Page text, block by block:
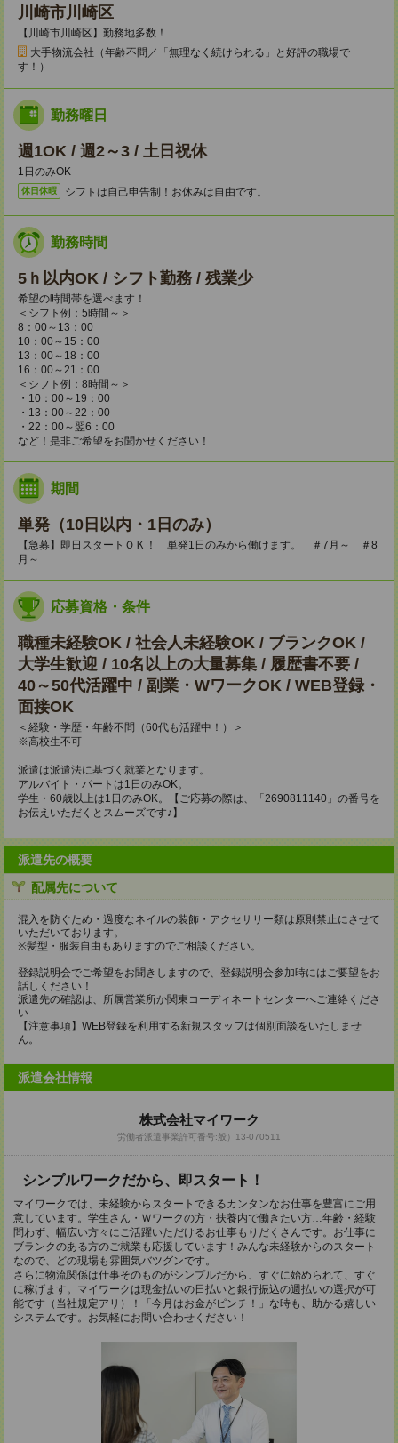
川崎市川崎区
【川崎市川崎区】勤務地多数！
大手物流会社（年齢不問／「無理なく続けられる」と好評の職場で
す！）
勤務曜日
週1OK / 週2～3 / 土日祝休
1日のみOK
休日休暇 シフトは自己申告制！お休みは自由です。
勤務時間
5ｈ以内OK / シフト勤務 / 残業少
希望の時間帯を選べます！
＜シフト例：5時間～＞
8：00～13：00
10：00～15：00
13：00～18：00
16：00～21：00
＜シフト例：8時間～＞
・10：00～19：00
・13：00～22：00
・22：00～翌6：00
など！是非ご希望をお聞かせください！
期間
単発（10日以内・1日のみ）
【急募】即日スタートＯＫ！ 単発1日のみから働けます。 ＃7月～ ＃8
月～
応募資格・条件
職種未経験OK / 社会人未経験OK / ブランクOK /
大学生歓迎 / 10名以上の大量募集 / 履歴書不要 /
40～50代活躍中 / 副業・WワークOK / WEB登録・
面接OK
＜経験・学歴・年齢不問（60代も活躍中！）＞
※高校生不可
派遣は派遣法に基づく就業となります。
アルバイト・パートは1日のみOK。
学生・60歳以上は1日のみOK。【ご応募の際は、「2690811140」の番号を
お伝えいただくとスムーズです♪】
派遣先の概要
配属先について
混入を防ぐため・過度なネイルの装飾・アクセサリー類は原則禁止にさせて
いただいております。
※髪型・服装自由もありますのでご相談ください。
登録説明会でご希望をお聞きしますので、登録説明会参加時にはご要望をお
話しください！
派遣先の確認は、所属営業所か関東コーディネートセンターへご連絡くださ
い
【注意事項】WEB登録を利用する新規スタッフは個別面談をいたしませ
ん。
派遣会社情報
株式会社マイワーク
労働者派遣事業許可番号:般）13-070511
シンプルワークだから、即スタート！
マイワークでは、未経験からスタートできるカンタンなお仕事を豊富にご用
意しています。学生さん・Ｗワークの方・扶養内で働きたい方…年齢・経験
問わず、幅広い方々にご活躍いただけるお仕事もりだくさんです。お仕事に
ブランクのある方のご就業も応援しています！みんな未経験からのスタート
なので、どの現場も雰囲気バツグンです。
さらに物流関係は仕事そのものがシンプルだから、すぐに始められて、すぐ
に稼げます。マイワークは現金払いの日払いと銀行振込の週払いの選択が可
能です（当社規定アリ）！「今月はお金がピンチ！」な時も、助かる嬉しい
システムです。お気軽にお問い合わせください！